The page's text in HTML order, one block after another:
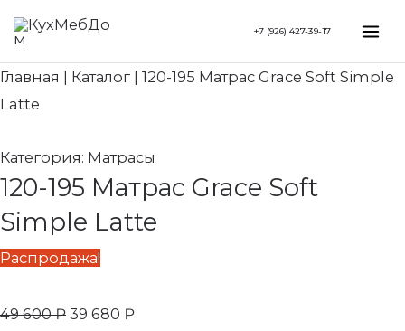
Перейти
содержимому
+7 (926) 427-39-17
Главная Каталог
120-195 Матрас Grace Soft Simple
Latte
Категория: Матрасы
120-195 Матрас Grace Soft
Simple Latte
Распродажа!
49 600₽
Первоначальная
составляла
39 680 ₽
39
Search...